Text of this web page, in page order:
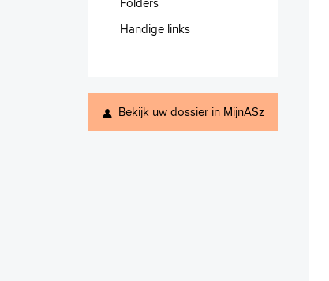
Handige links
Bekijk uw dossier in MijnASz